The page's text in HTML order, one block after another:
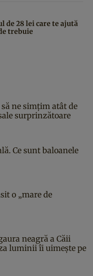
de 28 lei care te ajută
trebuie
să ne simțim atât de
surprinzătoare
Ce sunt baloanele
o „mare de
neagră a Căii
luminii îi uimește pe